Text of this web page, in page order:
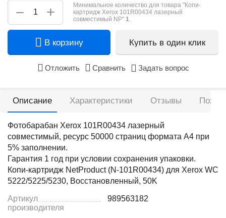
+
−
Минимальное количество для товара "Копи-
картридж Xerox 101R00434 лазерный
совместимый NP" 1.
В корзину Купить в один клик
Отложить Сравнить Задать вопрос
Описание Характеристики Отзывы
Фотобарабан Xerox 101R00434 лазерный
совместимый, ресурс 50000 страниц формата А4 при
5% заполнении.
Гарантия 1 год при условии сохранения упаковки.
Копи-картридж NetProduct (N-101R00434) для Xerox WC
5222/5225/5230, Восстановленный, 50K
Артикул
производителя
989563182